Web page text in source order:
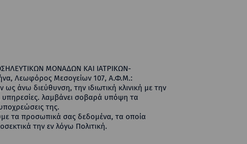
ΜΟΝΑΔΩΝ ΚΑΙ ΙΑΤΡΙΚΩΝ-
Λεωφόρος Μεσογείων 107, Α.Φ.Μ.:
άνω διεύθυνση, την ιδιωτική κλινική με την
υπηρεσίες. λαμβάνει σοβαρά υπόψη τα
της.
τα προσωπικά σας δεδομένα, τα οποία
την εν λόγω Πολιτική.